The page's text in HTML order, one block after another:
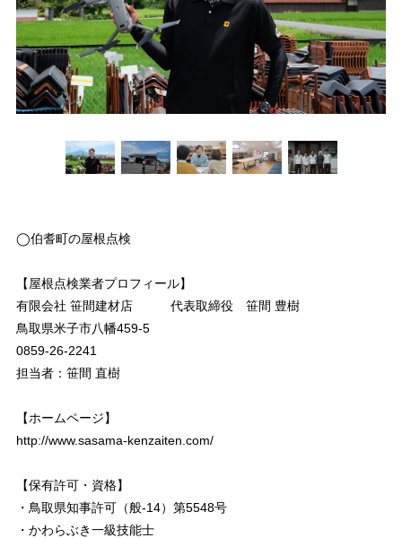
◯伯耆町の屋根点検
【屋根点検業者プロフィール】
有限会社 笹間建材店 代表取締役 笹間 豊樹
鳥取県米子市八幡459-5
0859-26-2241
担当者：笹間 直樹
【ホームページ】
http://www.sasama-kenzaiten.com/
【保有許可・資格】
・鳥取県知事許可（般-14）第5548号
・かわらぶき一級技能士